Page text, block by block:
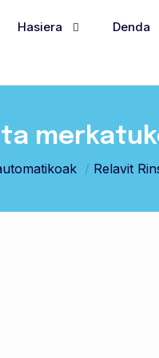
Hasiera Denda
/ Relavit